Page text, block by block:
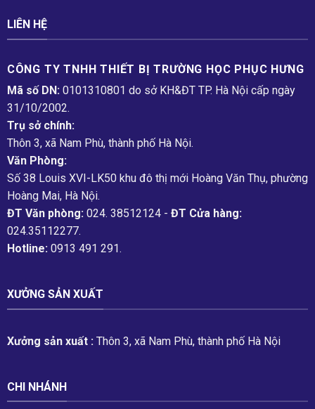
LIÊN HỆ
CÔNG TY TNHH THIẾT BỊ TRƯỜNG HỌC PHỤC H­ƯNG
Mã số DN: 0101310801 do sở KH&ĐT TP. Hà Nội cấp ngày
31/10/2002.
Trụ sở chính:
Thôn 3, xã Nam Phù, thành phố Hà Nội.
Văn Phòng:
Số 38 Louis XVI-LK50 khu đô thị mới Hoàng Văn Thụ, phường
Hoàng Mai, Hà Nội.
ĐT Văn phòng:024. 38512124 - ĐT Cửa hàng:
024.35112277.
Hotline:0913 491 291.
XƯỞNG SẢN XUẤT
Xưởng sản xuất :Thôn 3, xã Nam Phù, thành phố Hà Nội
CHI NHÁNH